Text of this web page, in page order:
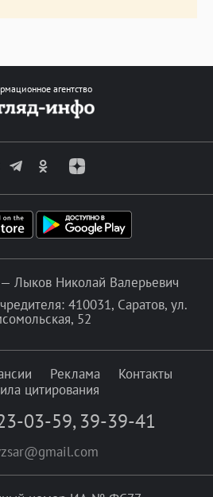
агентство
Лыков Николай Валерьевич
410031, Саратов, ул.
52
Реклама
Контакты
цитирования
03-59, 39-39-41